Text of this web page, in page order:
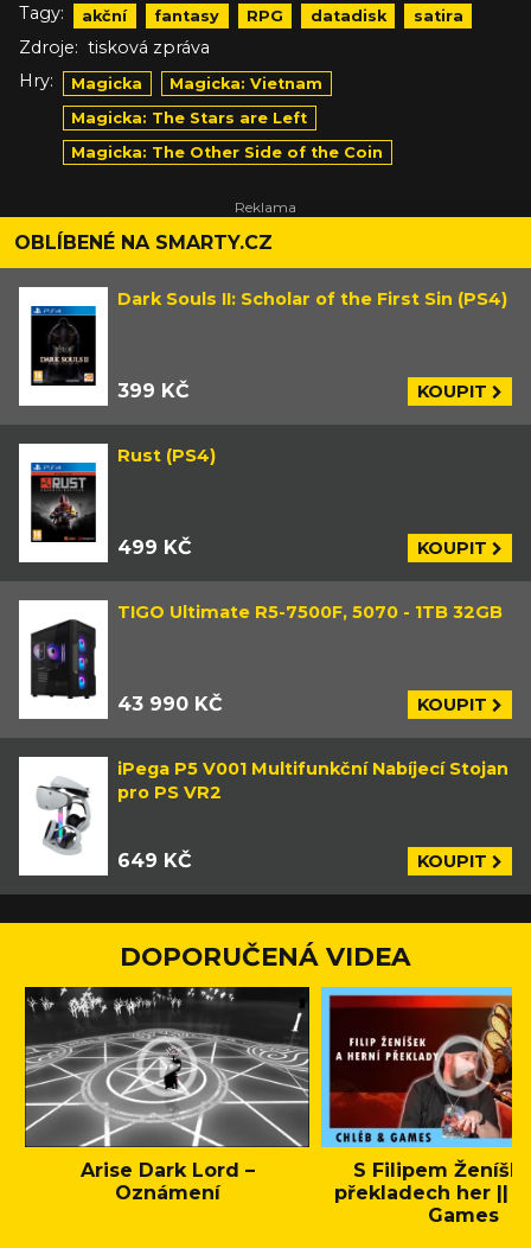
Tagy: akční fantasy RPG datadisk satira
Zdroje: tisková zpráva
Hry:
Magicka
Magicka: Vietnam
Magicka: The Stars are Left
Magicka: The Other Side of the Coin
OBLÍBENÉ NA SMARTY.CZ
Dark Souls II: Scholar of the First Sin (PS4)
399 KČ KOUPIT
Rust (PS4)
499 KČ KOUPIT
TIGO Ultimate R5-7500F, 5070 - 1TB 32GB
43 990 KČ KOUPIT
iPega P5 V001 Multifunkční Nabíjecí Stojan
pro PS VR2
649 KČ KOUPIT
DOPORUČENÁ VIDEA
Arise Dark Lord –
Oznámení
S Filipem
překladech her ||
Games